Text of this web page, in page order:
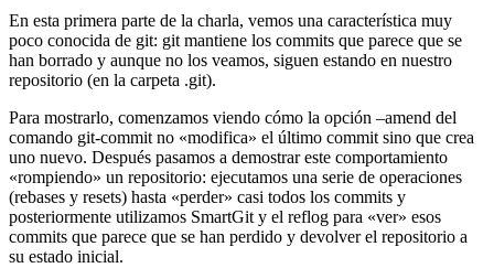
En esta primera parte de la charla, vemos una característica muy
poco conocida de git: git mantiene los commits que parece que se
han borrado y aunque no los veamos, siguen estando en nuestro
repositorio (en la carpeta .git).
Para mostrarlo, comenzamos viendo cómo la opción –amend del
comando git-commit no «modifica» el último commit sino que crea
uno nuevo. Después pasamos a demostrar este comportamiento
«rompiendo» un repositorio: ejecutamos una serie de operaciones
(rebases y resets) hasta «perder» casi todos los commits y
posteriormente utilizamos SmartGit y el reflog para «ver» esos
commits que parece que se han perdido y devolver el repositorio a
su estado inicial.